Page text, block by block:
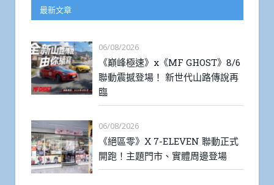
最新文章
06/08/2026
《巔峰極速》x《MF GHOST》8/6
聯動震撼登場！ 新世代山路傳說再
臨
06/08/2026
《絕區零》X 7-ELEVEN 聯動正式
開跑！主題門市、實體周邊登場